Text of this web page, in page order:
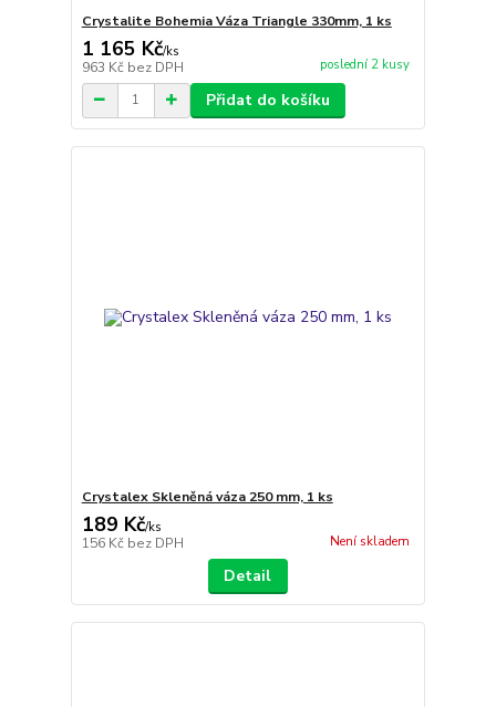
Crystalite Bohemia Váza Triangle 330mm, 1 ks
1 165 Kč/ks
963 Kč bez DPH poslední 2 kusy
Přidat do košíku
Crystalex Skleněná váza 250 mm, 1 ks
189 Kč/ks
156 Kč bez DPH Není skladem
Detail